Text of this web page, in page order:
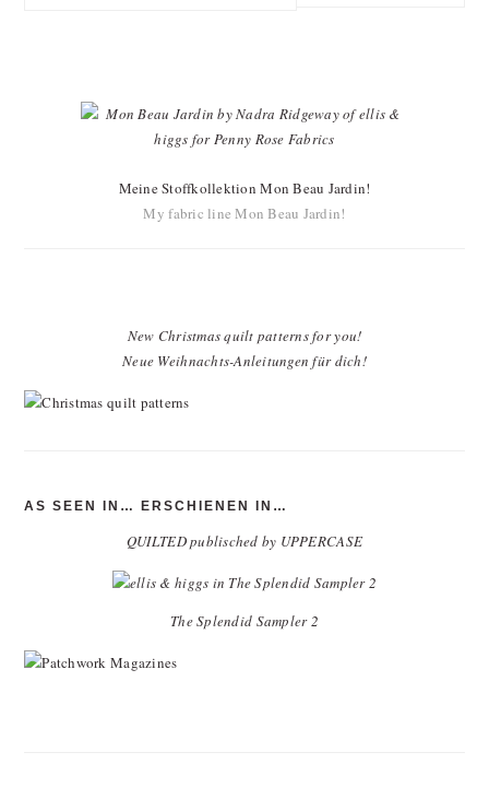
Meine Stoffkollektion Mon Beau Jardin!
My fabric line Mon Beau Jardin!
New Christmas quilt patterns for you!
Neue Weihnachts-Anleitungen für dich!
AS SEEN IN… ERSCHIENEN IN…
QUILTED publisched by UPPERCASE
The Splendid Sampler 2